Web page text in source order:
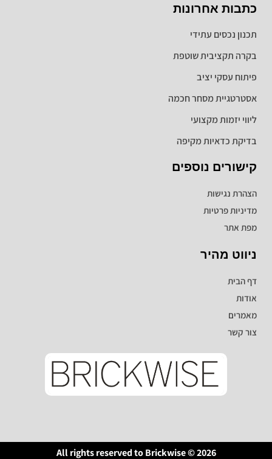
ניווט מהיר
דף הבית
אודות
מאמרים
צור קשר
קישורים נוספים
הצהרת נגישות
מדיניות פרטיות
מפת אתר
כתבות אחרונות
תכנון נכסים עתידי
בקרה תקציבית שוטפת
פיתוח עסקי יציב
אסטרטגיית מסחר חכמה
ליווי יזמות מקצועי
בדיקת כדאיות מקיפה
All rights reserved to Brickwise © 2026